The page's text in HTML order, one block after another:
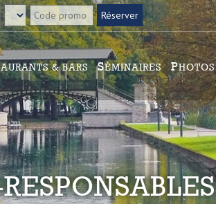
& BARS SÉMINAIRES PHOTOS